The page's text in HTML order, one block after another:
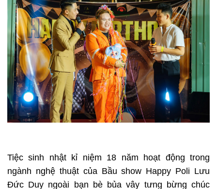
Tiệc sinh nhật kỉ niệm 18 năm hoạt động trong
ngành nghệ thuật của Bầu show Happy Poli Lưu
Đức Duy ngoài bạn bè bủa vây tưng bừng chúc